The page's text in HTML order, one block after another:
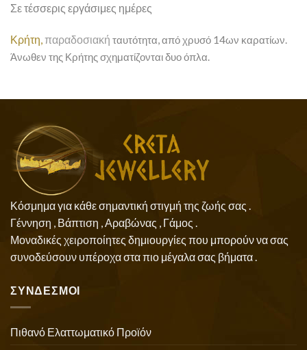
Σε τέσσερις εργάσιμες ημέρες
Κρήτη, παραδοσιακή ταυτότητα, από χρυσό 14ων καρατίων.
Άνωθεν της Κρήτης σχηματίζονται δυο όπλα.
Κόσμημα για κάθε σημαντική στιγμή της ζωής σας .
Γέννηση , Βάπτιση , Αραβώνας , Γάμος .
Μοναδικές χειροποίητες δημιουργίες που μπορούν να σας
συνοδεύσουν υπέροχα στα πιο μέγαλα σας βήματα .
ΣΥΝΔΕΣΜΟΙ
Πιθανό Ελαττωματικό Προϊόν